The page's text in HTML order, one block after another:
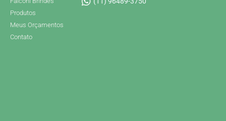
Produtos
Meus Orçamentos
Contato